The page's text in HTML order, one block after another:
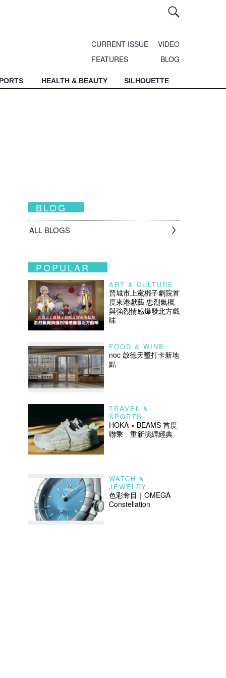
CURRENT ISSUE
VIDEO
FEATURES
BLOG
HEALTH & BEAUTY SILHOUETTE
BLOG
ALL BLOGS
POPULAR
ART & CULTURE
晉城市上黨梆子劇院首
度來港獻藝 忠烈氣概
與強烈情感爆發北方戲
味
FOOD & WINE
noc 啟德天璽打卡新地
點
TRAVEL &
SPORTS
HOKA × BEAMS 首度
聯乘 重新演繹經典
WATCH &
JEWELRY
色彩奪目｜OMEGA
Constellation